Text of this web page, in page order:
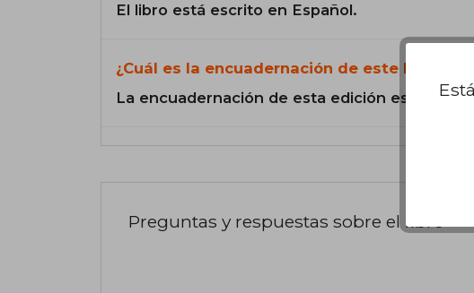
El libro está escrito en Español.
¿Cuál es la encuadernación de este libro?
La encuadernación de esta edición es Tapa
Preguntas y respuestas sobre el libro